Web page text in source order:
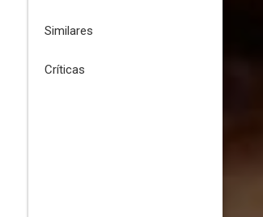
Similares
Críticas